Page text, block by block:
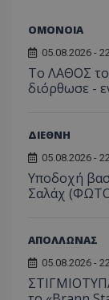
ΟΜΟΝΟΙΑ
05.08.2026 -
Το ΛΑΘΟΣ
διόρθωσε -
ΔΙΕΘΝΗ
05.08.2026 -
Υποδοχή
Σαλάχ
ΑΠΟΛΛΩΝΑΣ
05.08.2026 -